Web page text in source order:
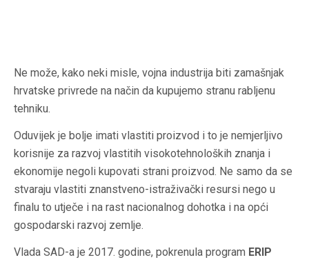
Ne može, kako neki misle, vojna industrija biti zamašnjak
hrvatske privrede na način da kupujemo stranu rabljenu
tehniku.
Oduvijek je bolje imati vlastiti proizvod i to je nemjerljivo
korisnije za razvoj vlastitih visokotehnoloških znanja i
ekonomije negoli kupovati strani proizvod. Ne samo da se
stvaraju vlastiti znanstveno-istraživački resursi nego u
finalu to utječe i na rast nacionalnog dohotka i na opći
gospodarski razvoj zemlje.
Vlada SAD-a je 2017. godine, pokrenula program ERIP